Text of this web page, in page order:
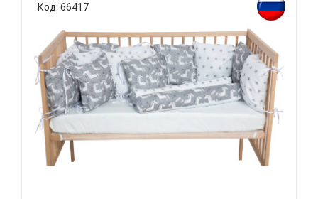
малыш большую часть времени проводит в
кроватке. И натуральность тканей, нежный и
веселый рисунок, высокая устойчивость к частым
стиркам – очень важные параметры д..
Код: 66417